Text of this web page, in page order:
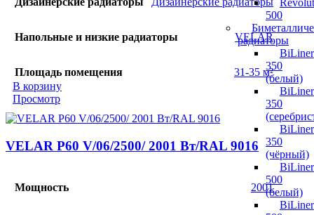
500
радиаторы
BiLiner
350
(белый)
BiLiner
350
BiLiner
350
(чёрный)
BiLiner
500
(белый)
BiLiner
Напольные и низкие радиаторы VELAR
Площадь помещения
31-35 м²
В корзину
Просмотр
VELAR P60 V/06/2500/ 2001 Bт/RAL 9016
Мощность
2001